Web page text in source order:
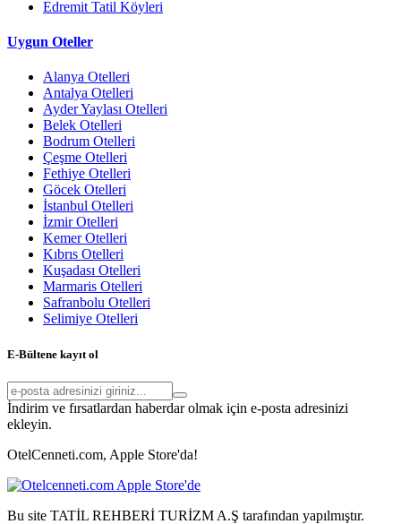
Edremit Tatil Köyleri
Uygun Oteller
Alanya Otelleri
Antalya Otelleri
Ayder Yaylası Otelleri
Belek Otelleri
Bodrum Otelleri
Çeşme Otelleri
Fethiye Otelleri
Göcek Otelleri
İstanbul Otelleri
İzmir Otelleri
Kemer Otelleri
Kıbrıs Otelleri
Kuşadası Otelleri
Marmaris Otelleri
Safranbolu Otelleri
Selimiye Otelleri
E-Bültene kayıt ol
İndirim ve fırsatlardan haberdar olmak için e-posta adresinizi
ekleyin.
OtelCenneti.com, Apple Store'da!
Bu site TATİL REHBERİ TURİZM A.Ş tarafından yapılmıştır.